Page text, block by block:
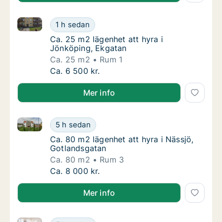
Ca. 25 m2 lägenhet att hyra i Jönköping,
1 h sedan
Ca. 25 m2 lägenhet att hyra i Jönköping, Ekgatan
Ca. 25 m2 lägenhet att hyra i Jönköping,
Ca. 25 m2 lägenhet att hyra i
Jönköping, Ekgatan
Ca. 25 m2
Rum 1
Ca. 25 m2 lägenhet att hyra i Jönköping,
Ca. 6 500 kr.
Mer info
Ca. 80 m2 lägenhet att hyra i Nässjö,
5 h sedan
Ca. 80 m2 lägenhet att hyra i Nässjö, Gotlandsgatan
Ca. 80 m2 lägenhet att hyra i Nässjö,
Ca. 80 m2 lägenhet att hyra i Nässjö,
Gotlandsgatan
Ca. 80 m2
Rum 3
Ca. 80 m2 lägenhet att hyra i Nässjö,
Ca. 8 000 kr.
Mer info